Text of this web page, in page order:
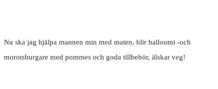
Nu ska jag hjälpa mannen min med maten, blir halloumi -och
morotsburgare med pommes och goda tillbehör, älskar veg!